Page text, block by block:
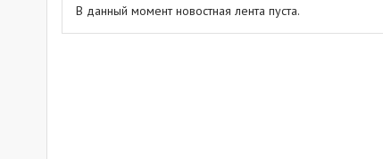
В данный момент новостная лента пуста.